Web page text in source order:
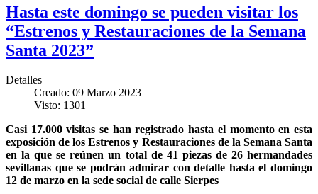
Hasta este domingo se pueden visitar los
“Estrenos y Restauraciones de la Semana
Santa 2023”
Detalles
Creado: 09 Marzo 2023
Visto: 1301
Casi 17.000 visitas se han registrado hasta el momento en esta
exposición de los Estrenos y Restauraciones de la Semana Santa
en la que se reúnen un total de 41 piezas de 26 hermandades
sevillanas que se podrán admirar con detalle hasta el domingo
12 de marzo en la sede social de calle Sierpes